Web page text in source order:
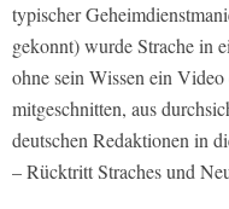
typischer
gekonnt) wurde Strache in
ohne sein Wissen ein Video
mitgeschnitten, aus
deutschen Redaktionen in
– Rücktritt Straches und